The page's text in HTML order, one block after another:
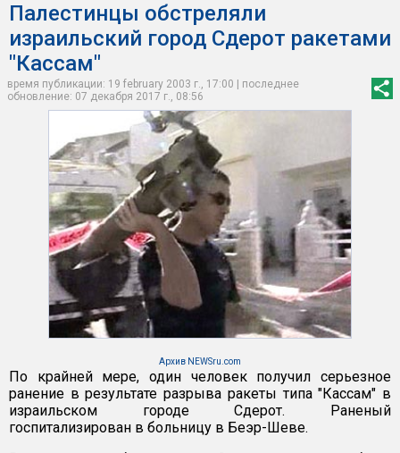
Палестинцы обстреляли
израильский город Сдерот ракетами
"Кассам"
время публикации: 19 february 2003 г., 17:00 | последнее
обновление: 07 декабря 2017 г., 08:56
Архив NEWSru.com
По крайней мере, один человек получил серьезное
ранение в результате разрыва ракеты типа "Кассам" в
израильском городе Сдерот. Раненый
госпитализирован в больницу в Беэр-Шеве.